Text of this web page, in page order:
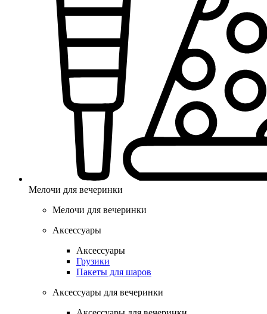
Мелочи для вечеринки
Мелочи для вечеринки
Аксессуары
Аксессуары
Грузики
Пакеты для шаров
Аксессуары для вечеринки